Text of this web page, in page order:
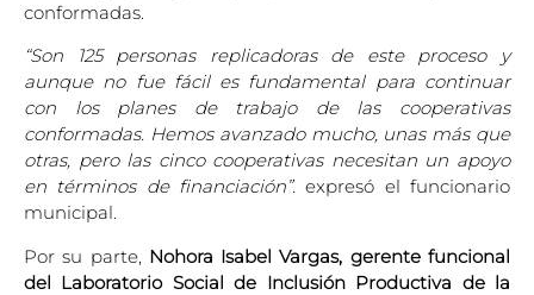
conformadas.
“Son 125 personas replicadoras de este proceso y
aunque no fue fácil es fundamental para continuar
con los planes de trabajo de las cooperativas
conformadas. Hemos avanzado mucho, unas más que
otras, pero las cinco cooperativas necesitan un apoyo
en términos de financiación”. expresó el funcionario
municipal.
Por su parte, Nohora Isabel Vargas, gerente funcional
del Laboratorio Social de Inclusión Productiva de la